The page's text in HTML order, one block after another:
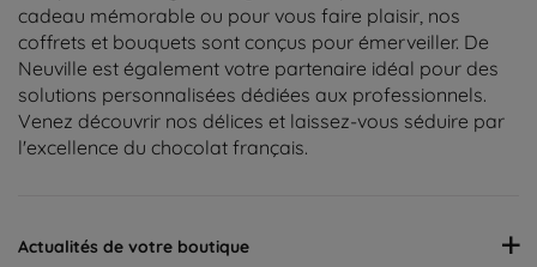
cadeau mémorable ou pour vous faire plaisir, nos
coffrets et bouquets sont conçus pour émerveiller. De
Neuville est également votre partenaire idéal pour des
solutions personnalisées dédiées aux professionnels.
Venez découvrir nos délices et laissez-vous séduire par
l'excellence du chocolat français.
Actualités de votre boutique